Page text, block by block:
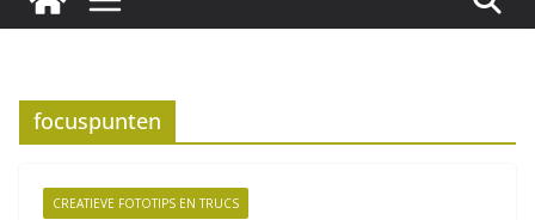
focuspunten
CREATIEVE FOTOTIPS EN TRUCS